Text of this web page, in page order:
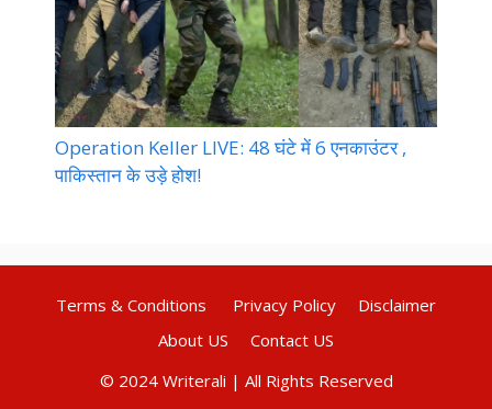
Operation Keller LIVE: 48 घंटे में 6 एनकाउंटर ,
पाकिस्तान के उड़े होश!
Terms & Conditions Privacy Policy
Disclaimer
About US
Contact US
© 2024 Writerali | All Rights Reserved